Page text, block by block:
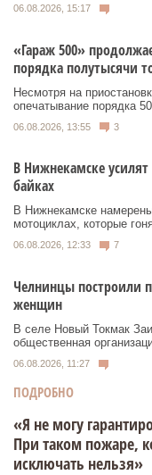
06.08.2026, 15:17
«Гараж 500»
порядка полутысячи
Несмотря на
опечатывание порядка
06.08.2026, 13:55 3
В Нижнекамске
байках
В Нижнекамске
мотоциклах, которые
06.08.2026, 12:33 7
Челнинцы построили
женщин
В селе Новый Токмак
общественная
06.08.2026, 11:27
ПОДРОБНО
«Я не могу
При таком пожаре,
исключать нельзя»